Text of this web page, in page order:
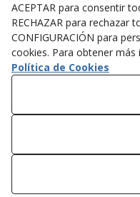
ACEPTAR para consentir
RECHAZAR para rechazar
CONFIGURACIÓN para
cookies. Para obtener
Política de Cookies
/**/